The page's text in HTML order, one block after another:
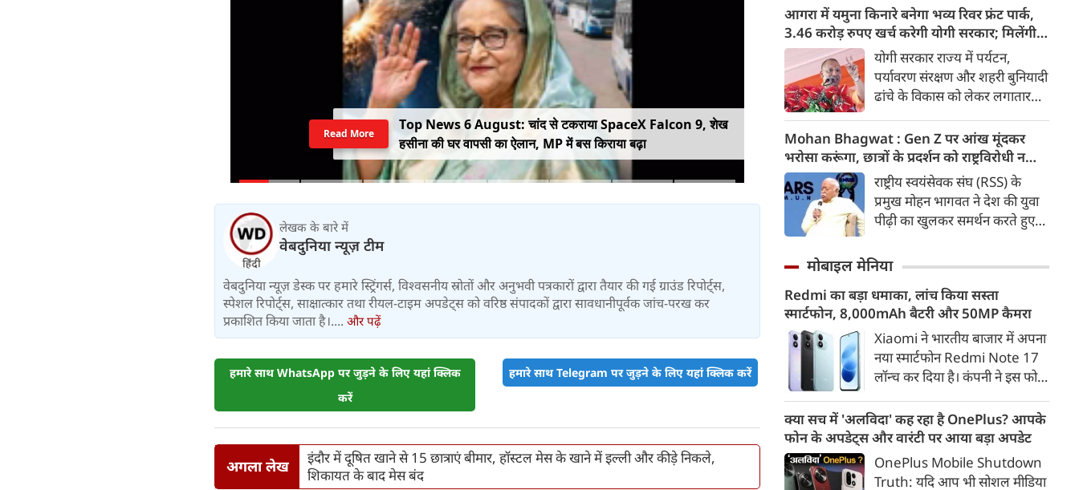
Top News 6 August: चांद से टकराया SpaceX Falcon 9, शेख
हसीना की घर वापसी का ऐलान, MP में बस किराया बढ़ा
Read More
लेखक के बारे में
वेबदुनिया न्यूज़ टीम
वेबदुनिया न्यूज़ डेस्क पर हमारे स्ट्रिंगर्स, विश्वसनीय स्रोतों और अनुभवी पत्रकारों द्वारा तैयार की गई ग्राउंड रिपोर्ट्स,
स्पेशल रिपोर्ट्स, साक्षात्कार तथा रीयल-टाइम अपडेट्स को वरिष्ठ संपादकों द्वारा सावधानीपूर्वक जांच-परख कर
प्रकाशित किया जाता है।.... और पढ़ें
हमारे साथ WhatsApp पर जुड़ने के लिए यहां क्लिक
करें
हमारे साथ Telegram पर जुड़ने के लिए यहां क्लिक करें
अगला लेख
इंदौर में दूषित खाने से 15 छात्राएं बीमार, हॉस्टल मेस के खाने में इल्‍ली और कीड़े निकले,
शिकायत के बाद मेस बंद
बनकर उभरा है। मुख्यमंत्री योगी
आदित्यनाथ के निर्देश पर पायलट
प्रोजेक्ट ‘मातृ सेवा’ का लक्ष्य हाई
रिस्क गर्भवती केसों को तुरंत बड़े
अस्पतालों में रेफर कर बचाना है।
आगरा में यमुना किनारे बनेगा भव्य रिवर फ्रंट पार्क,
3.46 करोड़ रुपए खर्च करेगी योगी सरकार; मिलेंगी ये
खास सुविधाएं
योगी सरकार राज्य में पर्यटन,
पर्यावरण संरक्षण और शहरी बुनियादी
ढांचे के विकास को लेकर लगातार
कड़ी में अब ताजनगरी में यमुना नदी
के किनारों को खूबसूरत, प्रदूषण मुक्त
और उपयोगी बनाने की बड़ी तैयारी
शुरू हो गई है। आगरा के झलकारी
बाई चौराहे से लेकर वेदांत मंदिर के
पास यमुना किनारे (यमुना बैंक साइड)
किया जा रहा है।
Mohan Bhagwat : Gen Z पर आंख मूंदकर
भरोसा करूंगा, छात्रों के प्रदर्शन को राष्ट्रविरोधी न
बताएं, RSS प्रमुख मोहन भागवत का बड़ा बयान, चीन
और पाकिस्तान को लेकर क्या कहा
राष्ट्रीय स्वयंसेवक संघ (RSS) के
प्रमुख मोहन भागवत ने देश की युवा
पीढ़ी का खुलकर समर्थन करते हुए
मूंदकर भरोसा करेंगे। उन्होंने कहा कि
छात्रों को राष्ट्रविरोधी नहीं कहा जाना
चाहिए। युवाओं की बात को दबाने के
बजाय उनके साथ संवाद के जरिए
उनकी चिंताओं को समझने की
जरूरत है।
मोबाइल मेनिया
Redmi का बड़ा धमाका, लांच किया सस्ता
स्मार्टफोन, 8,000mAh बैटरी और 50MP कैमरा
Xiaomi ने भारतीय बाजार में अपना
नया स्मार्टफोन Redmi Note 17
लॉन्च कर दिया है। कंपनी ने इस फोन
डिस्प्ले, 8,000mAh की बड़ी बैटरी
और Qualcomm Snapdragon
चिपसेट के साथ पेश किया है। फोन में
50MP का मेन कैमरा दिया गया है।
क्या सच में 'अलविदा' कह रहा है OnePlus? आपके
फोन के अपडेट्स और वारंटी पर आया बड़ा अपडेट
OnePlus Mobile Shutdown
Truth: यदि आप भी सोशल मीडिया